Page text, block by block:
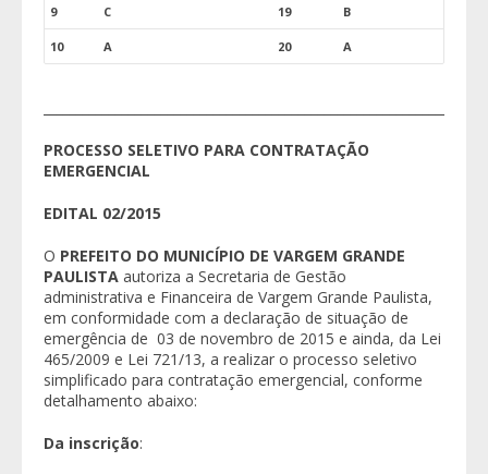
9 C 19 B
10 A 20 A
PROCESSO SELETIVO PARA CONTRATAÇÃO
EMERGENCIAL
EDITAL 02/2015
O PREFEITO DO MUNICÍPIO DE VARGEM GRANDE
PAULISTA autoriza a Secretaria de Gestão
administrativa e Financeira de Vargem Grande Paulista,
em conformidade com a declaração de situação de
emergência de 03 de novembro de 2015 e ainda, da Lei
465/2009 e Lei 721/13, a realizar o processo seletivo
simplificado para contratação emergencial, conforme
detalhamento abaixo:
Da inscrição: